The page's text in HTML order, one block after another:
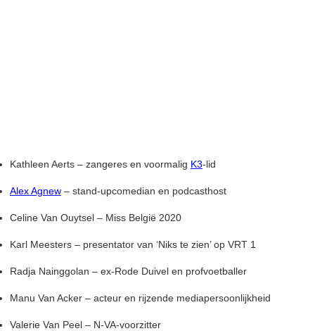
Kathleen Aerts – zangeres en voormalig K3-lid
Alex Agnew – stand-upcomedian en podcasthost
Celine Van Ouytsel – Miss België 2020
Karl Meesters – presentator van ‘Niks te zien’ op VRT 1
Radja Nainggolan – ex-Rode Duivel en profvoetballer
Manu Van Acker – acteur en rijzende mediapersoonlijkheid
Valerie Van Peel – N-VA-voorzitter